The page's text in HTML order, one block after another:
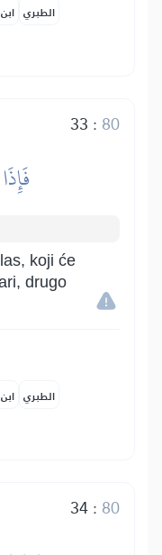
الطبري
33 : 80
koji će
drugo
الطبري
34: 80